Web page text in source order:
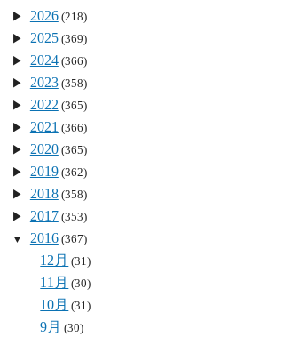
2026(218)
2025(369)
2024(366)
2023(358)
2022(365)
2021 (366)
2020(365)
2019(362)
2018(358)
2017(353)
2016(367)
12月 (31)
11月 (30)
10月 (31)
9月 (30)